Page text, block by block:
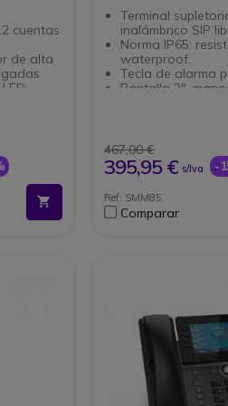
cuentas
de alta
y
no
Terminal
inalámbrico SIP
Norma IP65:
waterproof.
Tecla de alarma
Pantalla 2",
auricular Bluetooth.
Batería 1100mAh:
12h.
Compatible con
Snom M300 y
467,00 €
395,95 € s/Iva -
Ref: SMM85
Comparar